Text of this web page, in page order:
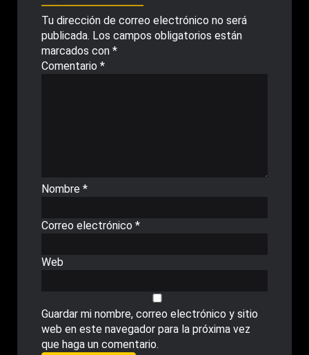
Tu dirección de correo electrónico no será
publicada. Los campos obligatorios están
marcados con *
Comentario *
Nombre *
Correo electrónico *
Web
Guardar mi nombre, correo electrónico y sitio
web en este navegador para la próxima vez
que haga un comentario.